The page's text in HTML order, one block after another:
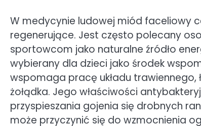
W medycynie ludowej miód faceliowy
regenerujące. Jest często polecany
sportowcom jako naturalne źródło
wybierany dla dzieci jako środek
wspomaga pracę układu
żołądka. Jego właściwości
przyspieszania gojenia się drobnych
może przyczynić się do wzmocnienia